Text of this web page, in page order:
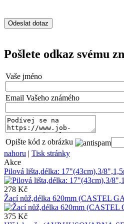
Pošlete odkaz svému
Vaše jméno
Email Vašeho známého
Opište kód z obrázku
nahoru | Tisk stránky
Akce
Pilová lišta,délka: 17"(43cm),3/
278 Kč
Žací nůž,délka 620mm (CASTEL
375 Kč